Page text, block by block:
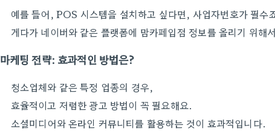
예를 들어, POS 시스템을 설치하고 싶다면, 사업자번호가 필수
게다가 네이버와 같은 플랫폼에 맘카페입점 정보를 올리기 위해
마케팅 전략: 효과적인 방법은?
청소업체와 같은 특정 업종의 경우,
효율적이고 저렴한 광고 방법이 꼭 필요해요.
소셜미디어와 온라인 커뮤니티를 활용하는 것이 효과적입니다.